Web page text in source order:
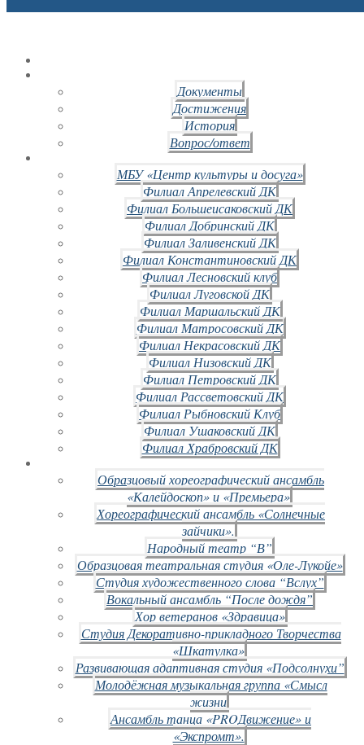
Документы
Достижения
История
Вопрос/ответ
МБУ «Центр культуры и досуга»
Филиал Апрелевский ДК
Филиал Большеисаковский ДК
Филиал Добринский ДК
Филиал Заливенский ДК
Филиал Константиновский ДК
Филиал Лесновский клуб
Филиал Луговской ДК
Филиал Маршальский ДК
Филиал Матросовский ДК
Филиал Некрасовский ДК
Филиал Низовский ДК
Филиал Петровский ДК
Филиал Рассветовский ДК
Филиал Рыбновский Клуб
Филиал Ушаковский ДК
Филиал Храбровский ДК
Образцовый хореографический ансамбль
«Калейдоскоп» и «Премьера»
Хореографический ансамбль «Солнечные
зайчики».
Народный театр “В”
Образцовая театральная студия «Оле-Лукойе»
Студия художественного слова “Вслух”
Вокальный ансамбль “После дождя”
Хор ветеранов «Здравица»
Студия Декоративно-прикладного Творчества
«Шкатулка»
Развивающая адаптивная студия «Подсолнухи”
Молодёжная музыкальная группа «Смысл
жизни
Ансамбль танца «PROДвижение» и
«Экспромт».